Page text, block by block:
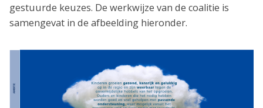
gestuurde keuzes. De werkwijze van de coalitie is
samengevat in de afbeelding hieronder.